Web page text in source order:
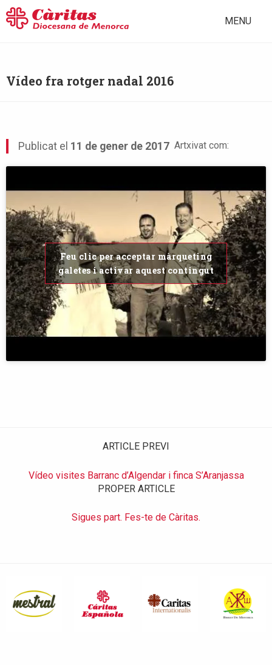
MENU
Vídeo fra rotger nadal 2016
Publicat el 11 de gener de 2017 Artxivat com:
Feu clic per acceptar màrqueting
galetes i activar aquest contingut
ARTICLE PREVI
Vídeo visites Barranc d’Algendar i finca S’Aranjassa
PROPER ARTICLE
Sigues part. Fes-te de Càritas.